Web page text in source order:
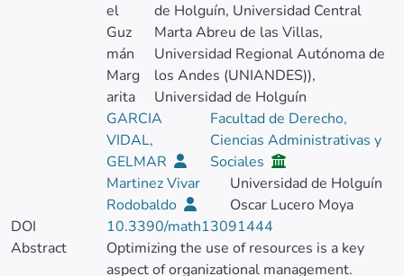
el
Guz
mán
Marg
arita
de Holguín, Universidad Central
Marta Abreu de las Villas,
Universidad Regional Autónoma de
los Andes (UNIANDES)),
Universidad de Holguín
GARCIA
VIDAL,
GELMAR
Facultad de Derecho,
Ciencias Administrativas y
Sociales
Martinez Vivar
Rodobaldo
Universidad de Holguín
Oscar Lucero Moya
DOI
10.3390/math13091444
Abstract
Optimizing the use of resources is a key
aspect of organizational management.